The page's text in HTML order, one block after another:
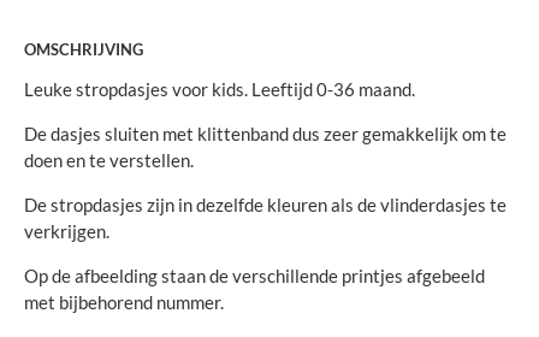
OMSCHRIJVING
Leuke stropdasjes voor kids. Leeftijd 0-36 maand.
De dasjes sluiten met klittenband dus zeer gemakkelijk om te
doen en te verstellen.
De stropdasjes zijn in dezelfde kleuren als de vlinderdasjes te
verkrijgen.
Op de afbeelding staan de verschillende printjes afgebeeld
met bijbehorend nummer.